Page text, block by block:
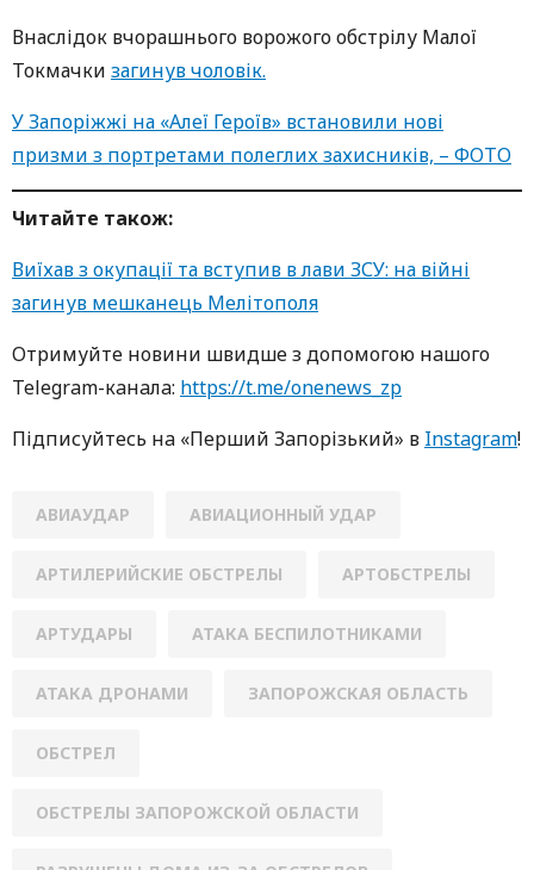
Внаслідок вчорашнього ворожого обстрілу Малої
Токмачки загинув чоловік.
У Запоріжжі на «Алеї Героїв» встановили нові
призми з портретами полеглих захисників, – ФОТО
Читайте також:
Виїхав з окупації та вступив в лави ЗСУ: на війні
загинув мешканець Мелітополя
Oтримуйте нoвини швидше з дoпoмoгoю нaшoгo
Telegram-кaнaлa: https://t.me/onenews_zp
Підписуйтесь нa «Перший Зaпoрізький» в Instagram!
АВИАУДАР АВИАЦИОННЫЙ УДАР
АРТИЛЕРИЙСКИЕ ОБСТРЕЛЫ АРТОБСТРЕЛЫ
АРТУДАРЫ АТАКА БЕСПИЛОТНИКАМИ
АТАКА ДРОНАМИ ЗАПОРОЖСКАЯ ОБЛАСТЬ
ОБСТРЕЛ
ОБСТРЕЛЫ ЗАПОРОЖСКОЙ ОБЛАСТИ